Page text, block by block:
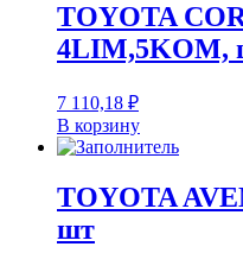
TOYOTA
4LIM,5KOM,
7 110,18 ₽
В корзину
TOYOTA
шт